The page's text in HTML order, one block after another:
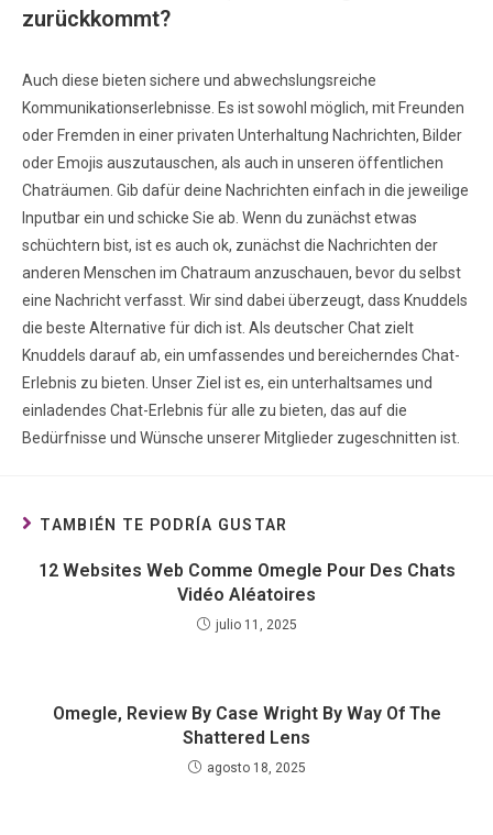
zurückkommt?
Auch diese bieten sichere und abwechslungsreiche
Kommunikationserlebnisse. Es ist sowohl möglich, mit Freunden
oder Fremden in einer privaten Unterhaltung Nachrichten, Bilder
oder Emojis auszutauschen, als auch in unseren öffentlichen
Chaträumen. Gib dafür deine Nachrichten einfach in die jeweilige
Inputbar ein und schicke Sie ab. Wenn du zunächst etwas
schüchtern bist, ist es auch ok, zunächst die Nachrichten der
anderen Menschen im Chatraum anzuschauen, bevor du selbst
eine Nachricht verfasst. Wir sind dabei überzeugt, dass Knuddels
die beste Alternative für dich ist. Als deutscher Chat zielt
Knuddels darauf ab, ein umfassendes und bereicherndes Chat-
Erlebnis zu bieten. Unser Ziel ist es, ein unterhaltsames und
einladendes Chat-Erlebnis für alle zu bieten, das auf die
Bedürfnisse und Wünsche unserer Mitglieder zugeschnitten ist.
TAMBIÉN TE PODRÍA GUSTAR
12 Websites Web Comme Omegle Pour Des Chats
Vidéo Aléatoires
julio 11, 2025
Omegle, Review By Case Wright By Way Of The
Shattered Lens
agosto 18, 2025